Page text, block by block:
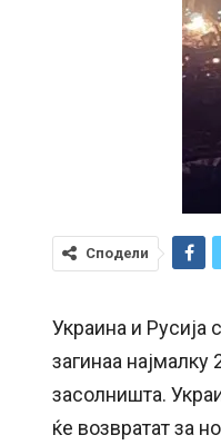
Сподели
Украина и Русија
загинаа
засолништа.
ќе возвратат за